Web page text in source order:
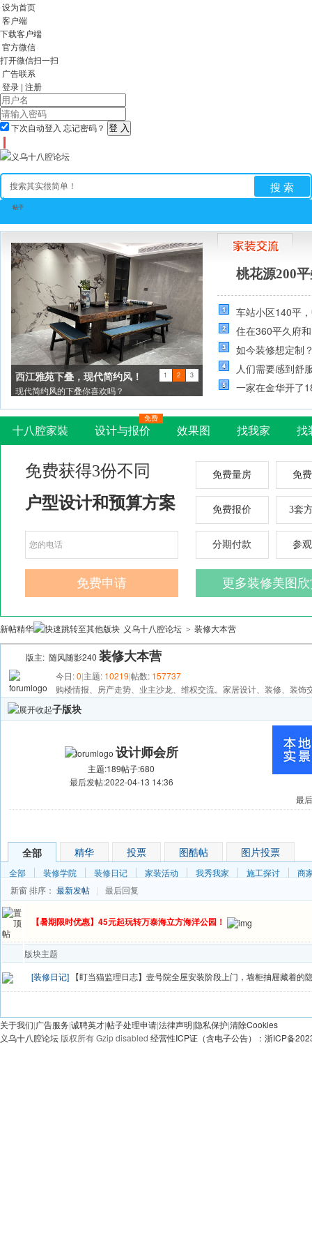
设为首页
客户端
下载客户端
官方微信
打开微信扫一扫
广告联系
登录 | 注册
下次自动登入 忘记密码？
帖子
搜 索
全站首页 论坛 房产 相亲 亲子
西江雅苑下叠，现代简约风！
现代简约风的下叠你喜欢吗？
1 2 3
桃花源200
车站小区140平
住在360平久府
如今装修想定制
人们需要感到舒
一家在金华开了
十八腔家裝 设计与报价
免费
效果图 找我家 找
新帖精华 义乌十八腔论坛 > 装修大本营
版主: 随风随影240 装修大本营
今日:0|主题: 10219|帖数: 157737
购楼情报、房产走势、业主沙龙、维权交流。家居设计、装修、装饰
子版块
设计师会所
主题:189帖子:680
最后发帖:2022-04-13 14:36
最
全部 精华 投票 图酷帖 图片投票
全部 装修学院 装修日记 家装活动 我秀我家 施工探讨
商
新窗排序： 最新发帖 最后回复
【暑期限时优惠】45元起玩转万泰海立方海洋公园！
版块主题
[装修日记] 【盯当猫监理日志】壹号院全屋安装阶段上门，墙柜抽屉藏着的
关于我们|广告服务|诚聘英才|帖子处理申请|法律声明|隐私保护|清除Cookies
义乌十八腔论坛 版权所有 Gzip disabled 经营性ICP证（含电子公告）：浙ICP备